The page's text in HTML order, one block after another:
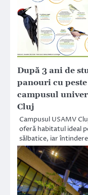
După 3 ani de
panouri cu
campusul
Cluj
Campusul USAMV
oferă habitatul ideal
sălbatice, iar